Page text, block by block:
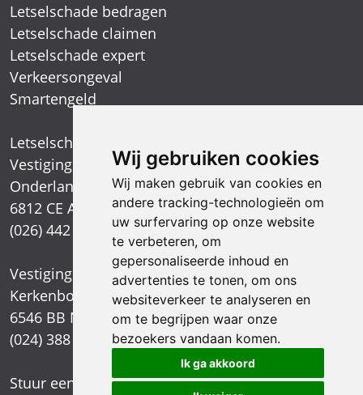
Wij gebruiken cookies
Wij maken gebruik van cookies en
andere tracking-technologieën om
uw surfervaring op onze website
te verbeteren, om
gepersonaliseerde inhoud en
advertenties te tonen, om ons
websiteverkeer te analyseren en
om te begrijpen waar onze
bezoekers vandaan komen.
Ik ga akkoord
Letselschade bedragen
Letselschade claimen
Letselschade expert
Verkeersongeval
Smartengeld
Letselschadespecialist
Vestiging Arnhem
Onderlangs 1
6812 CE Arnhem
(026) 442 39 13
Vestiging Nijmegen
Kerkenbos 1021
6546 BB Nijmegen
(024) 388 66 80
Stuur een e-mail